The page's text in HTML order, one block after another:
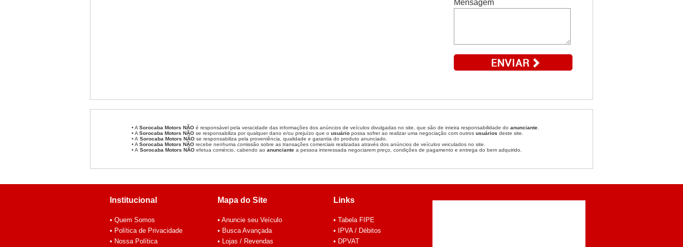
• A Sorocaba Motors NÃO é responsável pela veracidade das informações dos anúncios de veículos divulgadas no site, que são de inteira responsabilidade do anunciante
• A Sorocaba Motors NÃO se responsabiliza por qualquer dano e/ou prejuízo que o usuário possa sofrer ao realizar uma negociação com outros usuários deste site.
• A Sorocaba Motors NÃO se responsabiliza pela proveniência, qualidade e garantia do produto anunciado.
• A Sorocaba Motors NÃO recebe nenhuma comissão sobre as transações comerciais realizadas através dos anúncios de veículos veiculados no site.
• A Sorocaba Motors NÃO efetua comércio, cabendo ao anunciante a pessoa interessada negociarem preço, condições de pagamento e entrega do bem adquirido.